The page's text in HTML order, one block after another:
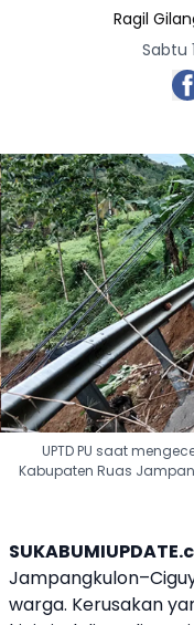
Ragil
Sabtu
UPTD PU saat
Kabupaten Ruas
Jampangkulon
warga. Kerusakan